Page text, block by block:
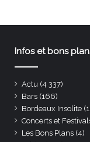
Infos et bons
Actu (4 337)
Bars (166)
Bordeaux Insolite
Concerts et
Les Bons Plans (4)